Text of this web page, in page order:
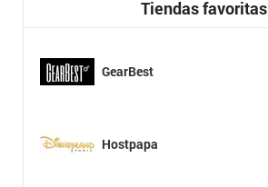
Tiendas favoritas
GearBest
Hostpapa